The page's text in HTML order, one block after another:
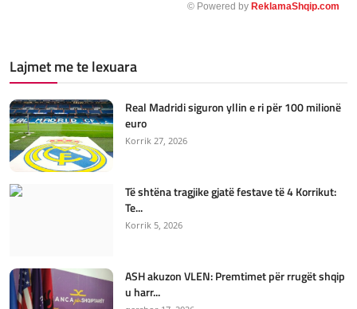
© Powered by ReklamaShqip.com
Lajmet me te lexuara
Real Madridi siguron yllin e ri për 100 milionë
euro
Korrik 27, 2026
Të shtëna tragjike gjatë festave të 4 Korrikut:
Te...
Korrik 5, 2026
ASH akuzon VLEN: Premtimet për rrugët shqip
u harr...